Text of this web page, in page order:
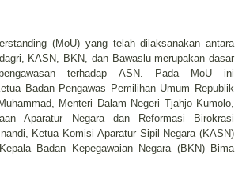
(MoU) yang telah dilaksanakan antara
KASN, BKN, dan Bawaslu merupakan dasar
terhadap ASN. Pada MoU ini
Badan Pengawas Pemilihan Umum Republik
Menteri Dalam Negeri Tjahjo Kumolo,
Aparatur Negara dan Reformasi Birokrasi
Ketua Komisi Aparatur Sipil Negara (KASN)
Badan Kepegawaian Negara (BKN) Bima